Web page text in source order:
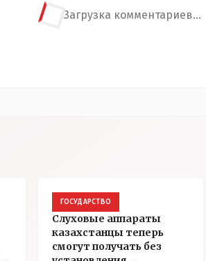
Загрузка комментариев...
ГОСУДАРСТВО
Слуховые аппараты
казахстанцы теперь
смогут получать без